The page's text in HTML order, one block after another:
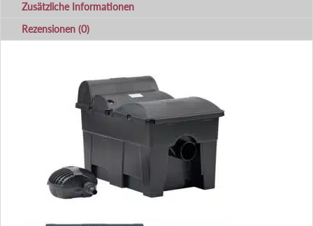
Zusätzliche Informationen
Rezensionen (0)